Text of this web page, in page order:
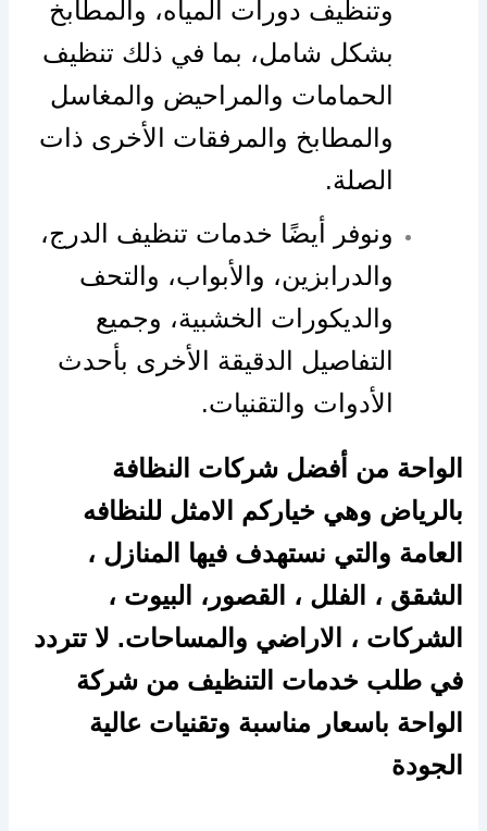
وتنظيف دورات المياه، والمطابخ
بشكل شامل، بما في ذلك تنظيف
الحمامات والمراحيض والمغاسل
والمطابخ والمرفقات الأخرى ذات
الصلة.
ونوفر أيضًا خدمات تنظيف الدرج،
والدرابزين، والأبواب، والتحف
والديكورات الخشبية، وجميع
التفاصيل الدقيقة الأخرى بأحدث
الأدوات والتقنيات.
الواحة من أفضل شركات النظافة
بالرياض وهي خياركم الامثل للنظافه
العامة والتي نستهدف فيها المنازل ،
الشقق ، الفلل ، القصور، البيوت ،
الشركات ، الاراضي والمساحات. لا تتردد
في طلب خدمات التنظيف من شركة
الواحة باسعار مناسبة وتقنيات عالية
الجودة